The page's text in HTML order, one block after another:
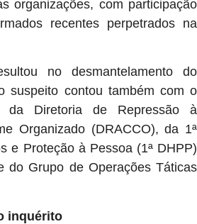
organizações, com participação
recentes perpetrados na
no desmantelamento do
suspeito contou também com o
da Diretoria de Repressão à
Organizado (DRACCO), da 1ª
e Proteção à Pessoa (1ª DHPP)
do Grupo de Operações Táticas
inquérito